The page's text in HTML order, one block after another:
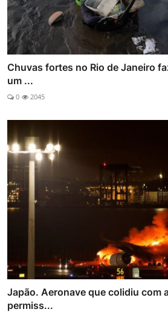
Chuvas fortes no Rio de Janeiro
um ...
0 2045
Japão. Aeronave que colidiu com
permiss...